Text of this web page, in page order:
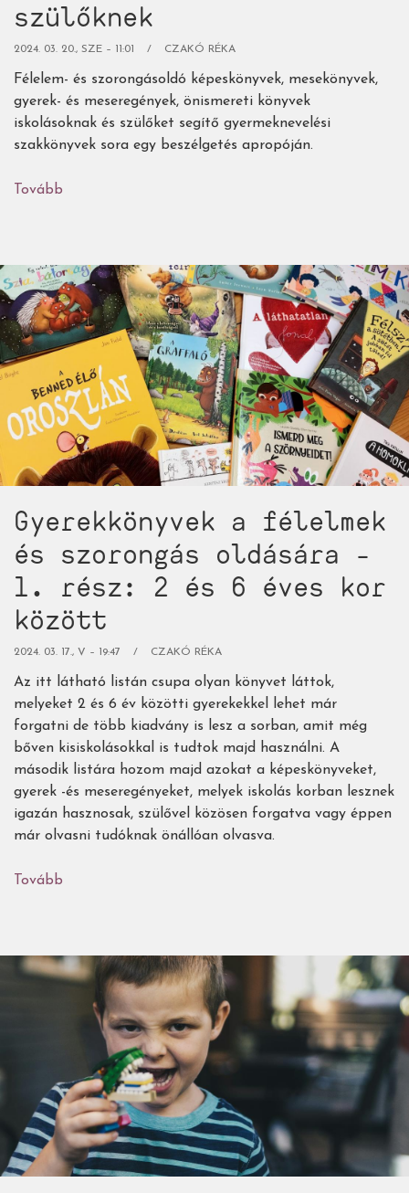
szülőknek
2024. 03. 20., SZE – 11:01 CZAKÓ RÉKA
Félelem- és szorongásoldó képeskönyvek, mesekönyvek,
gyerek- és meseregények, önismereti könyvek
iskolásoknak és szülőket segítő gyermeknevelési
szakkönyvek sora egy beszélgetés apropóján.
Tovább
gyermeknevelési
szakkönyvek
a
félelmek
szorongás
oldására
-
2.
rész:
és
Gyerekkönyvek a félelmek
és szorongás oldására -
1. rész: 2 és 6 éves kor
között
2024. 03. 17., V – 19:47 CZAKÓ RÉKA
Az itt látható listán csupa olyan könyvet láttok,
melyeket 2 és 6 év közötti gyerekekkel lehet már
forgatni de több kiadvány is lesz a sorban, amit még
bőven kisiskolásokkal is tudtok majd használni. A
második listára hozom majd azokat a képeskönyveket,
gyerek -és meseregényeket, melyek iskolás korban lesznek
igazán hasznosak, szülővel közösen forgatva vagy éppen
már olvasni tudóknak önállóan olvasva.
Tovább
szorongás
oldására
2
és
6
éves
kor